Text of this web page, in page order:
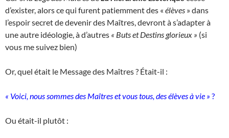
d’exister, alors ce qui furent patiemment des « élèves » dans
l’espoir secret de devenir des Maîtres, devront à s’adapter à
une autre idéologie, à d’autres « Buts et Destins glorieux » (si
vous me suivez bien)
Or, quel était le Message des Maîtres ? Était-il :
« Voici, nous sommes des Maîtres et vous tous, des élèves à vie » ?
Ou était-il plutôt :